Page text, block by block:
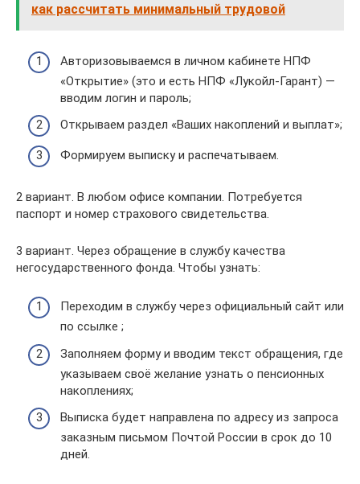
как рассчитать минимальный трудовой
Авторизовываемся в личном кабинете НПФ
«Открытие» (это и есть НПФ «Лукойл-Гарант) —
вводим логин и пароль;
Открываем раздел «Ваших накоплений и выплат»;
Формируем выписку и распечатываем.
2 вариант. В любом офисе компании. Потребуется
паспорт и номер страхового свидетельства.
3 вариант. Через обращение в службу качества
негосударственного фонда. Чтобы узнать:
Переходим в службу через официальный сайт или
по ссылке ;
Заполняем форму и вводим текст обращения, где
указываем своё желание узнать о пенсионных
накоплениях;
Выписка будет направлена по адресу из запроса
заказным письмом Почтой России в срок до 10
дней.